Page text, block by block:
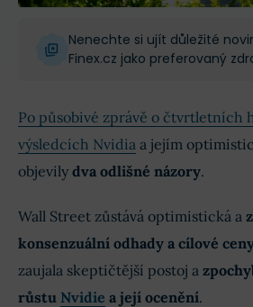
Nenechte si ujít důležité
Finex.cz jako preferovaný
Po působivé zprávě o čtvrtletních
výsledcích Nvidia a jejím
objevily dva odlišné názory.
Wall Street zůstává optimistická a
konsenzuální odhady a cílové
zaujala skeptičtější postoj a
růstu Nvidie a její ocenění.